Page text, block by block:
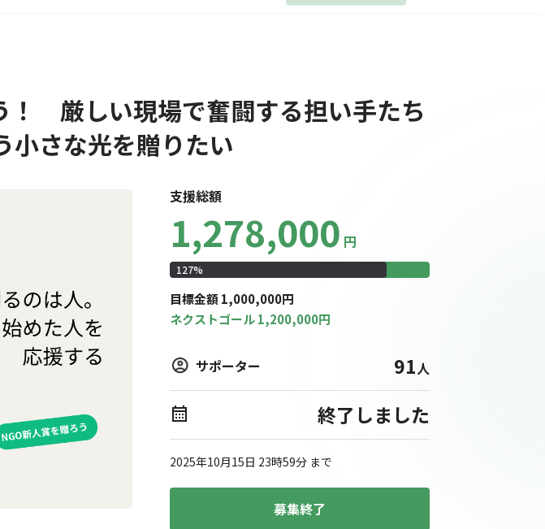
！ 厳しい現場で奮闘する担い手たち
小さな光を贈りたい
支援総額
1,278,000 円
127%
目標金額 1,000,000円
ネクストゴール1,200,000円
サポーター 91人
終了しました
2025年10月15日 23時59分まで
募集終了